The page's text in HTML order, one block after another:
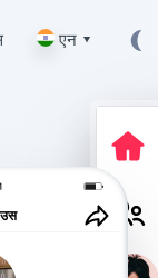
एन ▾